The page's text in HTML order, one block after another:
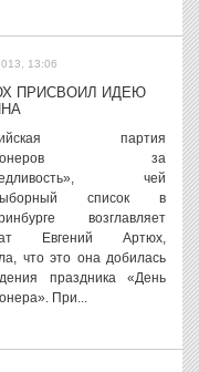
13:06
ПРИСВОИЛ ИДЕЮ
партия
за
чей
список в
возглавляет
Евгений Артюх,
что это она добилась
праздника «День
При...